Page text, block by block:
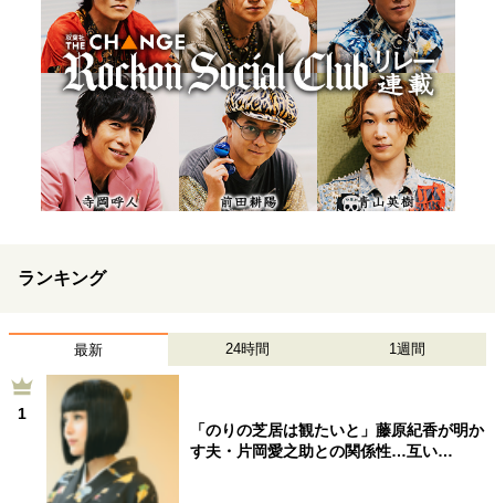
ランキング
最新 24時間 1週間
1
「のりの芝居は観たいと」藤原紀香が明か
す夫・片岡愛之助との関係性…互い…